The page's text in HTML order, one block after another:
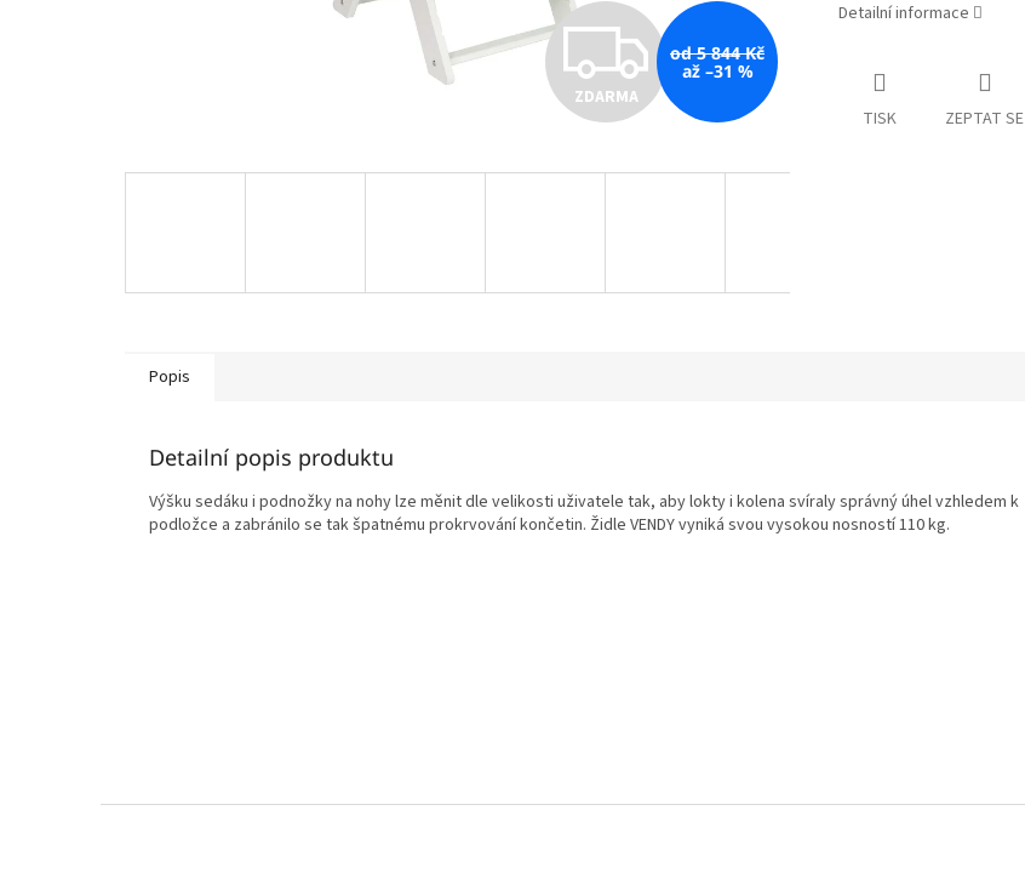
Z
D
R
A
ZDARMA
od 5 844 Kč
až –31 %
Detailní informace
TISK ZEPTAT SE
Popis
Detailní popis produktu
Výšku sedáku i podnožky na nohy lze měnit dle velikosti uživatele tak, aby lokty i kolena svíraly správný úhel vzhledem k
podložce a zabránilo se tak špatnému prokrvování končetin. Židle VENDY vyniká svou vysokou nosností 110 kg.